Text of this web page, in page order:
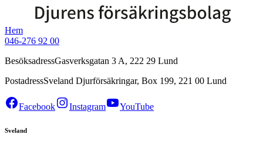
Hem
046-276 92 00
BesöksadressGasverksgatan 3 A, 222 29 Lund
PostadressSveland Djurförsäkringar, Box 199, 221 00 Lund
Facebook Instagram YouTube
Sveland